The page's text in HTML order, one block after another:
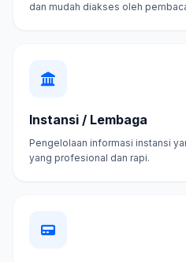
dan mudah diakses oleh
Instansi / Lembaga
Pengelolaan informasi instansi
yang profesional dan rapi.